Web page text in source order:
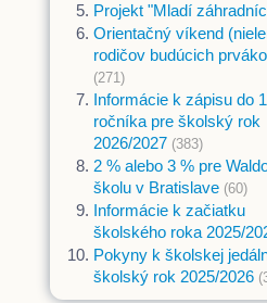
Projekt "Mladí
Orientačný víkend
rodičov budúcich
(271)
Informácie k zápisu do
ročníka pre školský rok
2026/2027 (383)
2 % alebo 3 % pre
školu v Bratislave (60)
Informácie k začiatku
školského roka 2025/
Pokyny k školskej
školský rok 2025/2026